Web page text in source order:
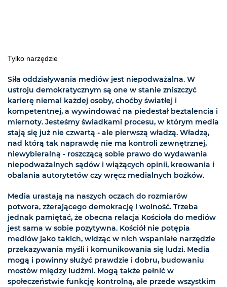
Tylko narzędzie
Siła oddziaływania mediów jest niepodważalna. W
ustroju demokratycznym są one w stanie zniszczyć
karierę niemal każdej osoby, choćby światłej i
kompetentnej, a wywindować na piedestał beztalencia i
miernoty. Jesteśmy świadkami procesu, w którym media
stają się już nie czwartą - ale pierwszą władzą. Władzą,
nad którą tak naprawdę nie ma kontroli zewnętrznej,
niewybieralną - roszczącą sobie prawo do wydawania
niepodważalnych sądów i wiążących opinii, kreowania i
obalania autorytetów czy wręcz medialnych bożków.
Media urastają na naszych oczach do rozmiarów
potwora, zżerającego demokrację i wolność. Trzeba
jednak pamiętać, że obecna relacja Kościoła do mediów
jest sama w sobie pozytywna. Kościół nie potępia
mediów jako takich, widząc w nich wspaniałe narzędzie
przekazywania myśli i komunikowania się ludzi. Media
mogą i powinny służyć prawdzie i dobru, budowaniu
mostów między ludźmi. Mogą także pełnić w
społeczeństwie funkcję kontrolną, ale przede wszystkim